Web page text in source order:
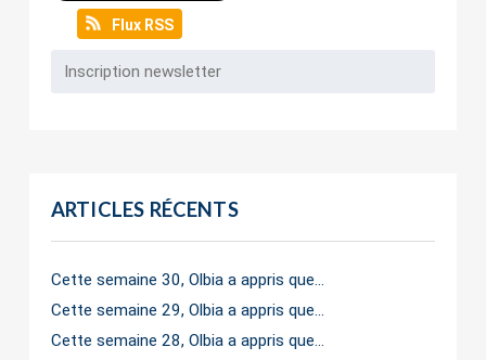
Flux RSS
ARTICLES RÉCENTS
Cette semaine 30, Olbia a appris que…
Cette semaine 29, Olbia a appris que…
Cette semaine 28, Olbia a appris que…